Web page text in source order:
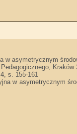
w asymetrycznym
s. 155-161
w asymetrycznym